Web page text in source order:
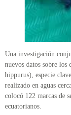
Una investigación
nuevos datos sobre los
hippurus), especie
realizado en aguas
colocó 122 marcas de
ecuatorianos.